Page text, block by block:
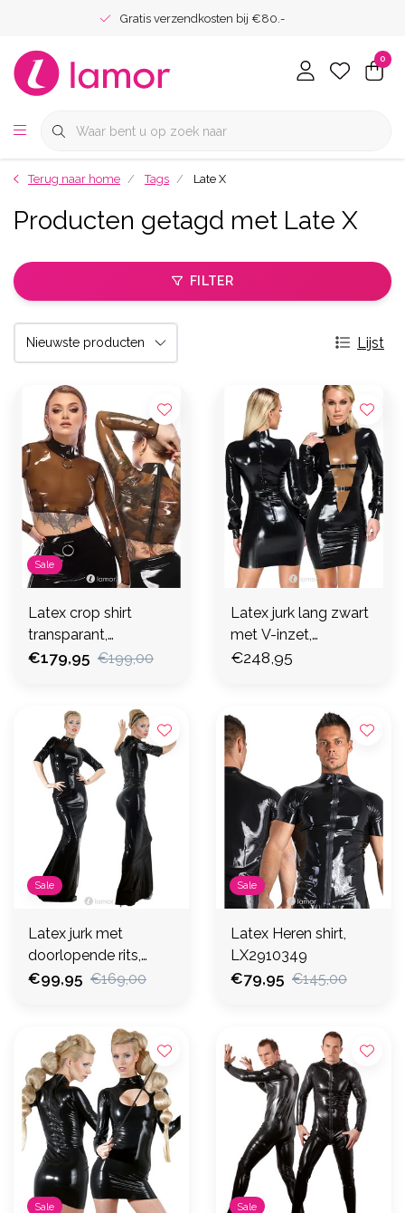
Gratis verzendkosten bij €80.-
0
Terug naar home Tags Late X
Producten getagd met Late X
FILTER
Lijst
Sale
Latex crop shirt
transparant,
LX2901374
€179,95 €199,00
Latex jurk lang zwart
met V-inzet,
LX2901390
€248,95
Sale
Latex jurk met
doorlopende rits,
LX2900092
€99,95 €169,00
Sale
Latex Heren shirt,
LX2910349
€79,95 €145,00
Sale Sale